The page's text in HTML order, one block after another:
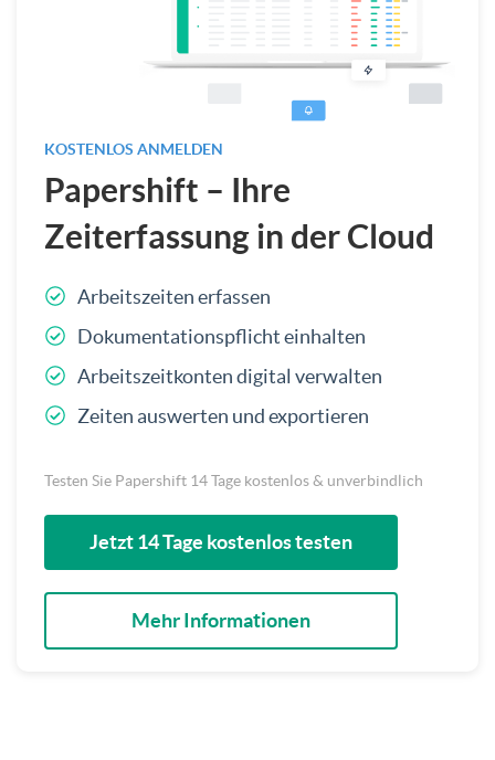
KOSTENLOS ANMELDEN
Papershift – Ihre
Zeiterfassung in der Cloud
Arbeitszeiten erfassen
Dokumentationspflicht einhalten
Arbeitszeitkonten digital verwalten
Zeiten auswerten und exportieren
Testen Sie Papershift 14 Tage kostenlos & unverbindlich
Jetzt 14 Tage kostenlos testen
Mehr Informationen